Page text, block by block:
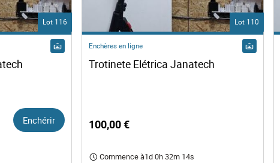
Lot 116
Enchérir
Lot 110
Enchères en ligne
100,00 €
Commence à1d 0h 32m 13s